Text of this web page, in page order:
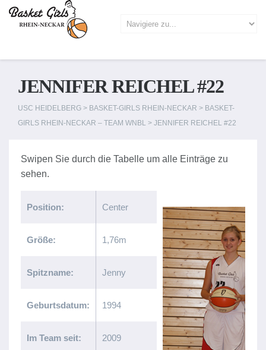
JENNIFER REICHEL #22
USC HEIDELBERG > BASKET-GIRLS RHEIN-NECKAR > BASKET-
GIRLS RHEIN-NECKAR – TEAM WNBL > JENNIFER REICHEL #22
Position: Center
Größe: 1,76m
Spitzname: Jenny
Geburtsdatum: 1994
Im Team seit: 2009